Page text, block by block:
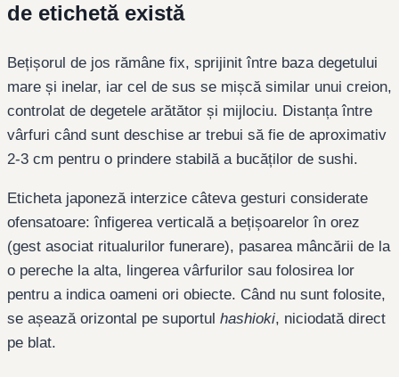
de etichetă există
Bețișorul de jos rămâne fix, sprijinit între baza degetului
mare și inelar, iar cel de sus se mișcă similar unui creion,
controlat de degetele arătător și mijlociu. Distanța între
vârfuri când sunt deschise ar trebui să fie de aproximativ
2-3 cm pentru o prindere stabilă a bucăților de sushi.
Eticheta japoneză interzice câteva gesturi considerate
ofensatoare: înfigerea verticală a bețișoarelor în orez
(gest asociat ritualurilor funerare), pasarea mâncării de la
o pereche la alta, lingerea vârfurilor sau folosirea lor
pentru a indica oameni ori obiecte. Când nu sunt folosite,
se așează orizontal pe suportul hashioki, niciodată direct
pe blat.